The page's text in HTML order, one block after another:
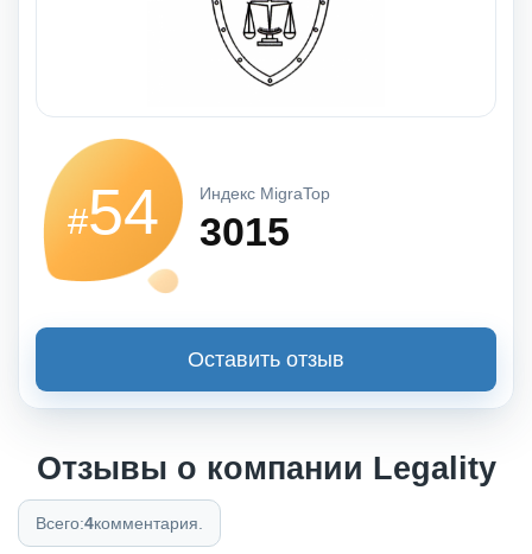
#54 Индекс MigraTop
3015
Оставить отзыв
Отзывы о компании Legality
Всего:4комментария.